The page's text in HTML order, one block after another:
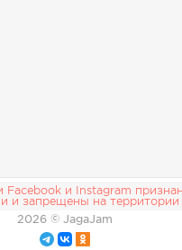
Facebook и Instagram
и запрещены на территории
2026 © JagaJam